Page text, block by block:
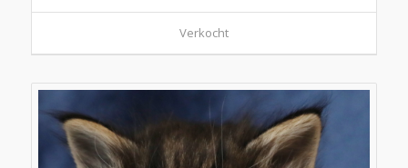
Verkocht